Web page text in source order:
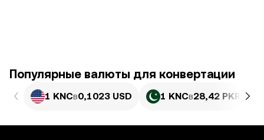
Популярные валюты для конвертации
1 KNCв0,1023 USD 1 KNCв28,42 PKR